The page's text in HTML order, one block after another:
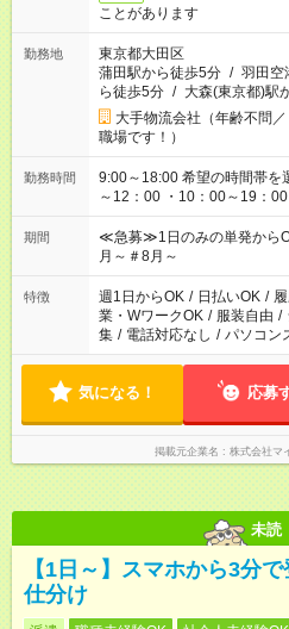
ことがあります
勤務地
東京都大田区
蒲田駅から徒歩5分 / 羽田空
ら徒歩5分 / 大森(東京都)駅
大手物流会社（年齢不問
職場です！）
勤務時間
9:00～18:00 希望の時間帯を選べます！ ＜シフト例＞ ・8：30
～12：00 ・10：00～19：
22：00 ・22：00～翌6：00
期間
≪急募≫1日のみの単発から
月～＃8月～
特徴 週1日からOK / 日払いOK /
業・WワークOK / 服装自由 /
集 / 電話対応なし / パソコン
気になる！ 応募
掲載元企業名 株式会社マ
未読
【1日～】スマホから3分
仕分け